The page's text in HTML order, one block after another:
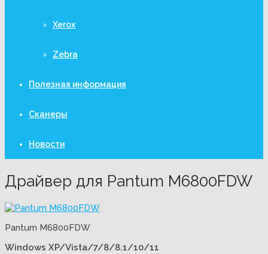
Xerox
Zebra
Полезная информация
Сканеры
Новости
Драйвер для Pantum M6800FDW
Pantum M6800FDW
Windows XP/Vista/7/8/8.1/10/11